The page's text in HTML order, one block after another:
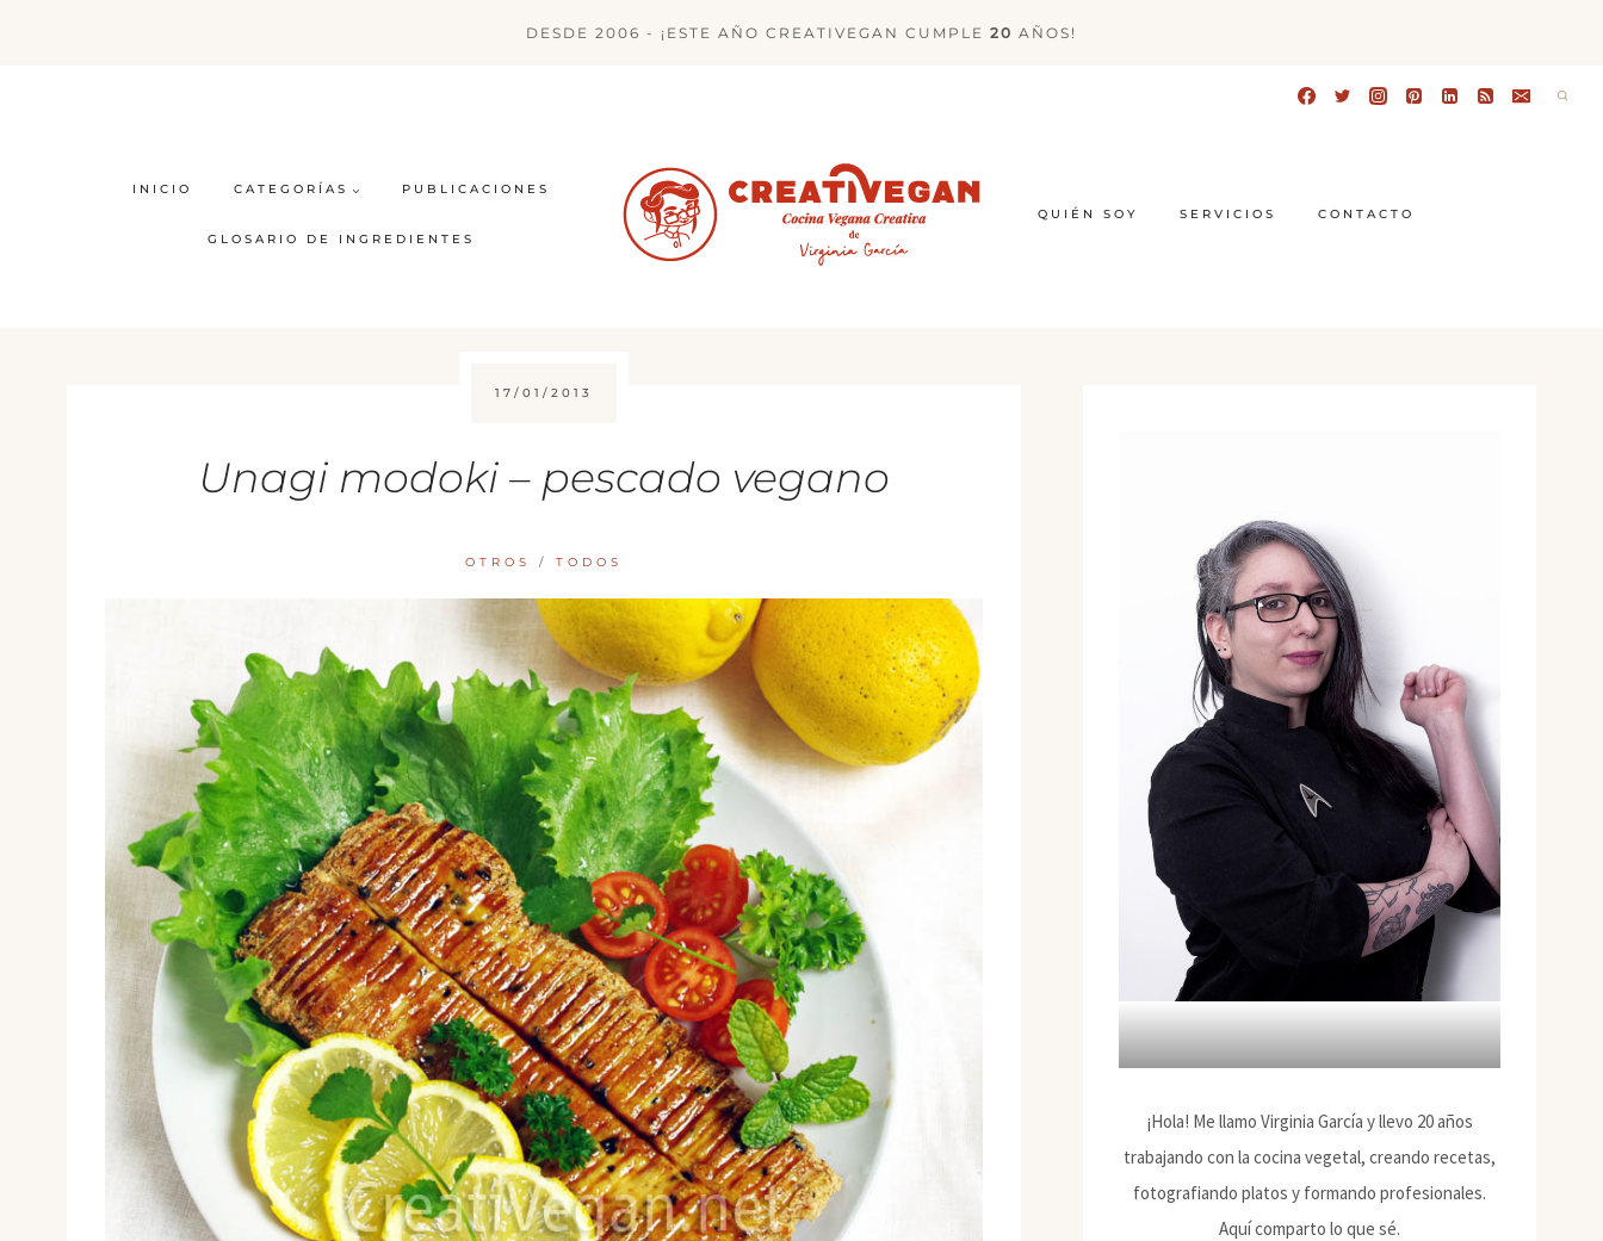
DESDE 2006 - ¡ESTE AÑO CREATIVEGAN CUMPLE 20 AÑOS!
INICIO CATEGORÍAS PUBLICACIONES
GLOSARIO DE INGREDIENTES
QUIÉN SOY SERVICIOS CONTACTO
17/01/2013
Unagi modoki – pescado vegano
OTROS / TODOS
¡Hola! Me llamo Virginia García y llevo 20 años
trabajando con la cocina vegetal, creando recetas,
fotografiando platos y formando profesionales.
Aquí comparto lo que sé.